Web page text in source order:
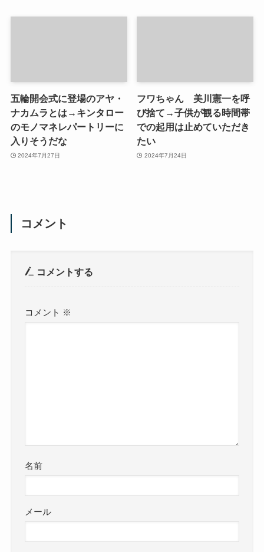
五輪開会式に登場のアヤ・
ナカムラとは→キンタロー
のモノマネレパートリーに
入りそうだな
2024年7月27日
フワちゃん 美川憲一を呼
び捨て→子供が観る時間帯
での起用は止めていただき
たい
2024年7月24日
コメント
コメントする
コメント ※
名前
メール